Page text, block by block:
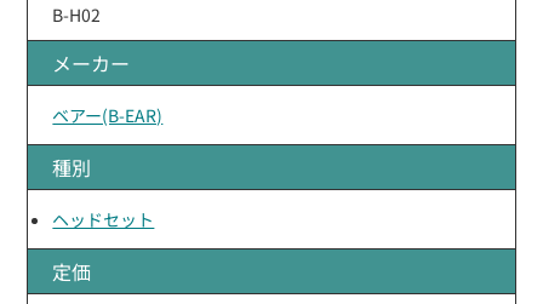
B-H02
メーカー
ベアー(B-EAR)
種別
ヘッドセット
定価